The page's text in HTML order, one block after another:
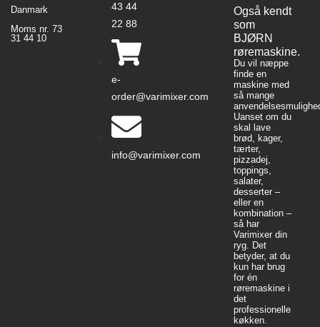
Danmark
Moms nr. 73
31 44 10
43 44
22 88
e-
order@varimixer.com
info@varimixer.com
Også kendt
som
BJØRN
røremaskine.
Du vil næppe
finde en
maskine med
så mange
Uanset om du
skal lave
brød, kager,
tærter,
pizzadej,
toppings,
salater,
desserter –
eller en
kombination –
så har
Varimixer din
ryg. Det
betyder, at du
kun har brug
for én
røremaskine i
det
professionelle
køkken.